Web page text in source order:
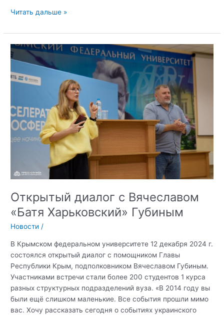
В
федеральном
университете
прошла
встреча
с
лауреатом
премии
в
рамках
Международного
межрелигиозного
молодежного
форума
Читать дальше »
Открытый диалог с Вячеславом
«Батя Харьковский» Губиным
Новости /
В Крымском федеральном университете 12 декабря 2024 г.
состоялся открытый диалог с помощником Главы
Республики Крым, подполковником Вячеславом Губиным.
Участниками встречи стали более 200 студентов 1 курса
разных структурных подразделений вуза. «В 2014 году вы
были ещё слишком маленькие. Все события прошли мимо
вас. Хочу рассказать сегодня о событиях украинского